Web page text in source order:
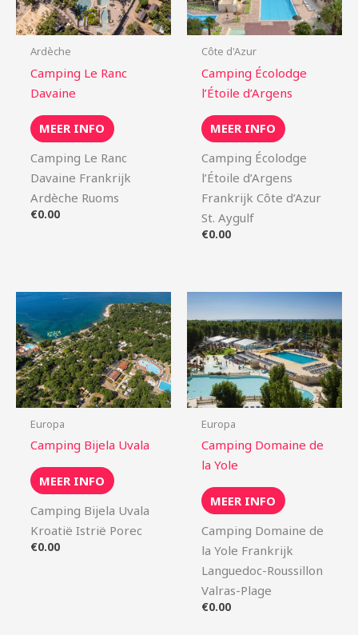
Ardèche
Camping Le Ranc
Davaine
MEER INFO
Camping Le Ranc
Davaine Frankrijk
Ardèche Ruoms
€0.00
Côte d'Azur
Camping Écolodge
l’Étoile d’Argens
MEER INFO
Camping Écolodge
l’Étoile d’Argens
Frankrijk Côte d’Azur
St. Aygulf
€0.00
Europa
Camping Bijela Uvala
MEER INFO
Camping Bijela Uvala
Kroatië Istrië Porec
€0.00
Europa
Camping Domaine de
la Yole
MEER INFO
Camping Domaine de
la Yole Frankrijk
Languedoc-Roussillon
Valras-Plage
€0.00